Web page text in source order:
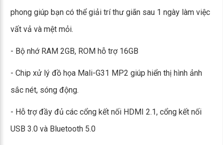
phong giúp bạn có thể giải trí thư giãn sau 1 ngày làm việc
vất vả và mệt mỏi.
- Bộ nhớ RAM 2GB, ROM hỗ trợ 16GB
- Chip xử lý đồ họa Mali-G31 MP2 giúp hiển thị hình ảnh
sắc nét, sóng động.
- Hỗ trợ đầy đủ các cổng kết nối HDMI 2.1, cổng kết nối
USB 3.0 và Bluetooth 5.0